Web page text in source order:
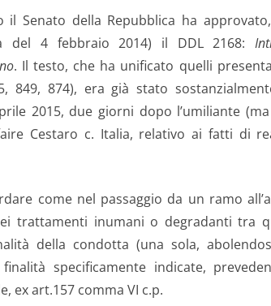
il Senato della Repubblica ha
del 4 febbraio 2014) il DDL 2168:
. Il testo, che ha unificato quelli
849, 874), era già stato
2015, due giorni dopo l’umiliante
Cestaro c. Italia, relativo ai fatti di
come nel passaggio da un ramo
trattamenti inumani o degradanti tra
della condotta (una sola,
specificamente indicate,
ex art.157 comma VI c.p.